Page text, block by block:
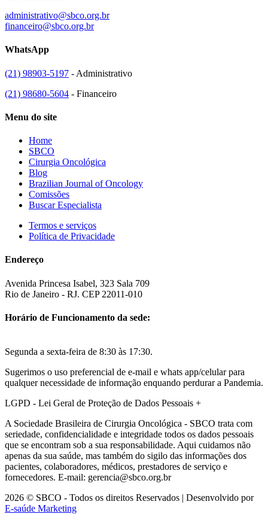
administrativo@sbco.org.br
financeiro@sbco.org.br
WhatsApp
(21) 98903-5197 - Administrativo
(21) 98680-5604 - Financeiro
Menu do site
Home
SBCO
Cirurgia Oncológica
Blog
Brazilian Journal of Oncology
Comissões
Buscar Especialista
Termos e serviços
Política de Privacidade
Endereço
Avenida Princesa Isabel, 323 Sala 709
Rio de Janeiro - RJ. CEP 22011-010
Horário de Funcionamento da sede:
Segunda a sexta-feira de 8:30 às 17:30.
Sugerimos o uso preferencial de e-mail e whats app/celular para
qualquer necessidade de informação enquando perdurar a Pandemia.
LGPD - Lei Geral de Proteção de Dados Pessoais +
A Sociedade Brasileira de Cirurgia Oncológica - SBCO trata com
seriedade, confidencialidade e integridade todos os dados pessoais
que se encontram sob a sua responsabilidade. Aqui cuidamos não
apenas da sua saúde, mas também do sigilo das informações dos
pacientes, colaboradores, médicos, prestadores de serviço e
fornecedores. E-mail: gerencia@sbco.org.br
2026 © SBCO - Todos os direitos Reservados | Desenvolvido por
E-saúde Marketing